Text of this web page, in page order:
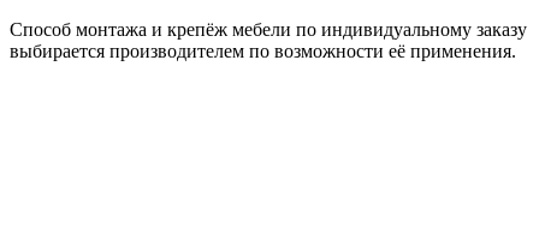
Способ монтажа и крепёж мебели по индивидуальному заказу
выбирается производителем по возможности её применения.